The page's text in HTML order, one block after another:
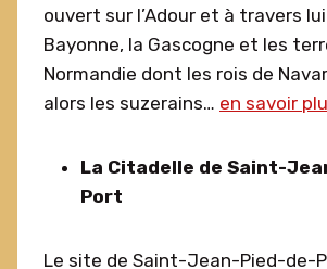
ouvert sur l’Adour et à travers
Bayonne, la Gascogne et les
Normandie dont les rois de
alors les suzerains… en savoir
La Citadelle de Saint-
Port
Le site de Saint-Jean-Pied-de-